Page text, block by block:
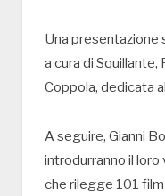
Una presentazione
a cura di
Coppola, dedicata
A seguire, Gianni
introdurranno il loro
che rilegge 101 film